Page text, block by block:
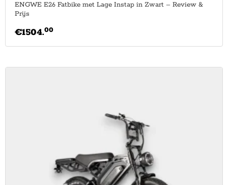
ENGWE E26 Fatbike met Lage Instap in Zwart – Review &
Prijs
€1504.00